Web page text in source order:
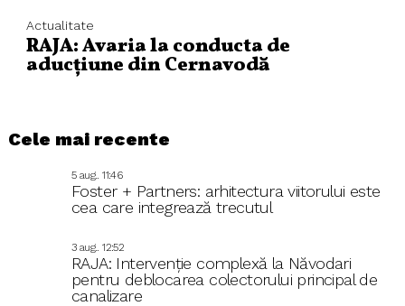
Actualitate
RAJA: Avaria la conducta de
aducțiune din Cernavodă
Cele mai recente
5 aug.. 11:46
Foster + Partners: arhitectura viitorului este
cea care integrează trecutul
3 aug.. 12:52
RAJA: Intervenție complexă la Năvodari
pentru deblocarea colectorului principal de
canalizare